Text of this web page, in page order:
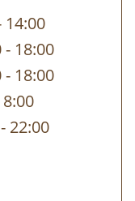
Samareiner
oder
möchte –
bis
14:00
- bis
18:00
- bis
18:00
- bis
22:00